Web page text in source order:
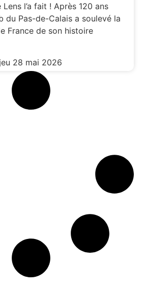
l’a fait ! Après 120 ans
du Pas-de-Calais a soulevé la
France de son histoire
jeu 28 mai 2026